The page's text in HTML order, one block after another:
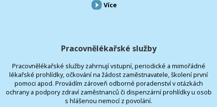
Více
Pracovnělékařské služby
Pracovnělékařské služby zahrnují vstupní, periodické a mimořádné
lékařské prohlídky, očkování na žádost zaměstnavatele, školení první
pomoci apod. Provádím zároveň odborné poradenství v otázkách
ochrany a podpory zdraví zaměstnanců či dispenzární prohlídky u osob
s hlášenou nemocí z povolání.